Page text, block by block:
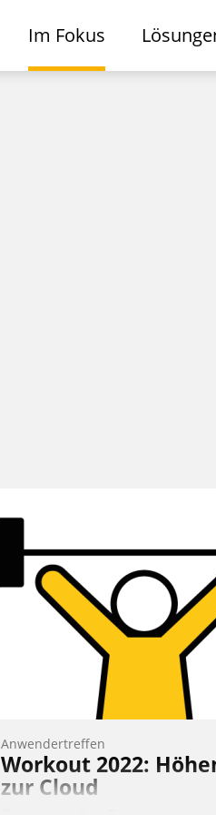
Im Fokus
Anwendertreffen
Workout 2022:
zur Cloud